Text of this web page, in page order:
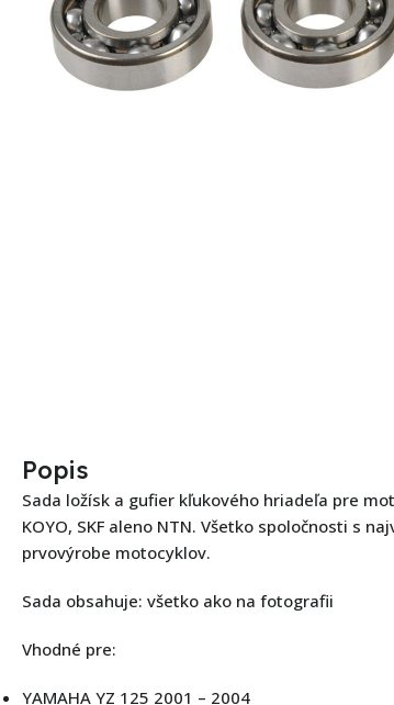
Popis
Sada ložísk a gufier kľukového hriadeľa pre
KOYO, SKF aleno NTN. Všetko spoločnosti s
prvovýrobe motocyklov.
Sada obsahuje: všetko ako na fotografii
Vhodné pre:
YAMAHA YZ 125 2001 – 2004